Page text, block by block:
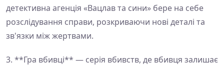
детективна агенція «Вацлав та сини» бере на себе
розслідування справи, розкриваючи нові деталі та
зв'язки між жертвами.
3. **Гра вбивці** — серія вбивств, де вбивця залишає